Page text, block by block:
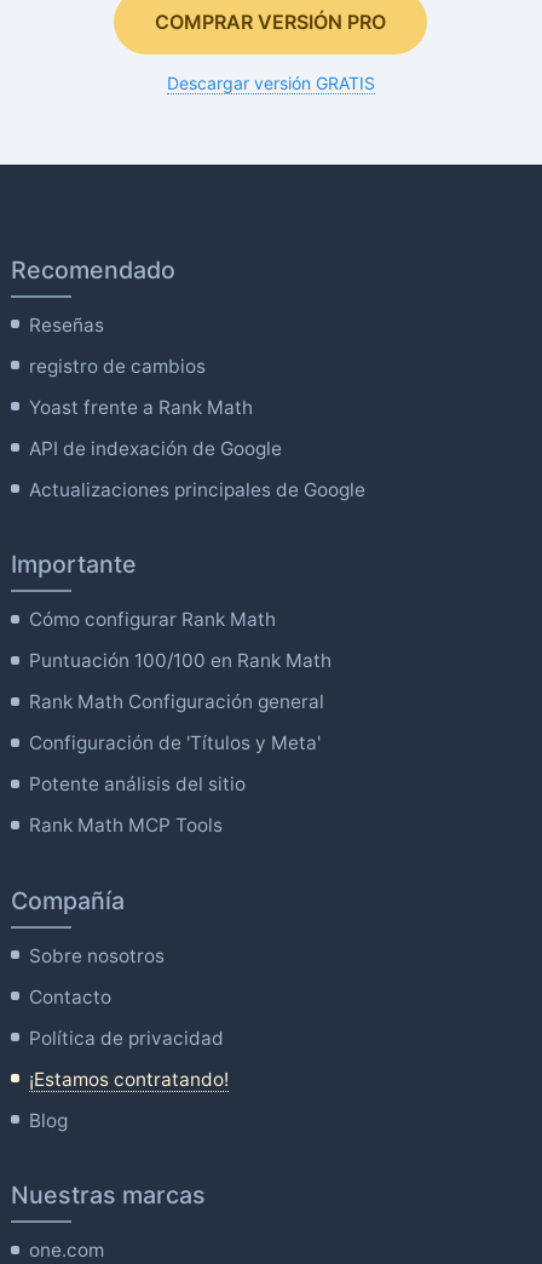
COMPRAR VERSIÓN PRO
Descargar versión GRATIS
Recomendado
Reseñas
registro de cambios
Yoast frente a Rank Math
API de indexación de Google
Actualizaciones principales de Google
Importante
Cómo configurar Rank Math
Puntuación 100/100 en Rank Math
Rank Math Configuración general
Configuración de 'Títulos y Meta'
Potente análisis del sitio
Rank Math MCP Tools
Compañía
Sobre nosotros
Contacto
Política de privacidad
¡Estamos contratando!
Blog
Nuestras marcas
one.com